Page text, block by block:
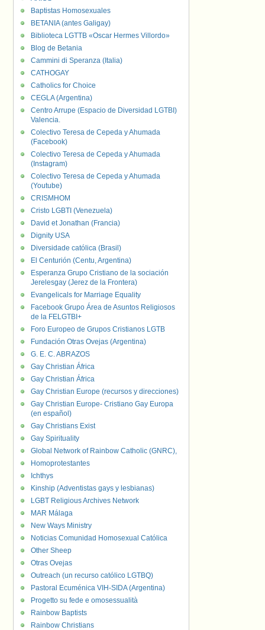
Baptistas Homosexuales
BETANIA (antes Galigay)
Biblioteca LGTTB «Oscar Hermes Villordo»
Blog de Betania
Cammini di Speranza (Italia)
CATHOGAY
Catholics for Choice
CEGLA (Argentina)
Centro Arrupe (Espacio de Diversidad LGTBI)
Valencia.
Colectivo Teresa de Cepeda y Ahumada
(Facebook)
Colectivo Teresa de Cepeda y Ahumada
(Instagram)
Colectivo Teresa de Cepeda y Ahumada
(Youtube)
CRISMHOM
Cristo LGBTI (Venezuela)
David et Jonathan (Francia)
Dignity USA
Diversidade católica (Brasil)
El Centurión (Centu, Argentina)
Esperanza Grupo Cristiano de la sociación
Jerelesgay (Jerez de la Frontera)
Evangelicals for Marriage Equality
Facebook Grupo Área de Asuntos Religiosos
de la FELGTBI+
Foro Europeo de Grupos Cristianos LGTB
Fundación Otras Ovejas (Argentina)
G. E. C. ABRAZOS
Gay Christian África
Gay Christian África
Gay Christian Europe (recursos y direcciones)
Gay Christian Europe- Cristiano Gay Europa
(en español)
Gay Christians Exist
Gay Spirituality
Global Network of Rainbow Catholic (GNRC),
Homoprotestantes
Ichthys
Kinship (Adventistas gays y lesbianas)
LGBT Religious Archives Network
MAR Málaga
New Ways Ministry
Noticias Comunidad Homosexual Católica
Other Sheep
Otras Ovejas
Outreach (un recurso católico LGTBQ)
Pastoral Ecuménica VIH-SIDA (Argentina)
Progetto su fede e omosessualità
Rainbow Baptists
Rainbow Christians